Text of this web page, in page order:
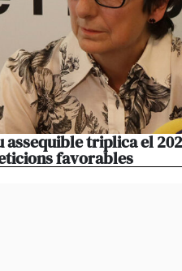
triplica el
favorables